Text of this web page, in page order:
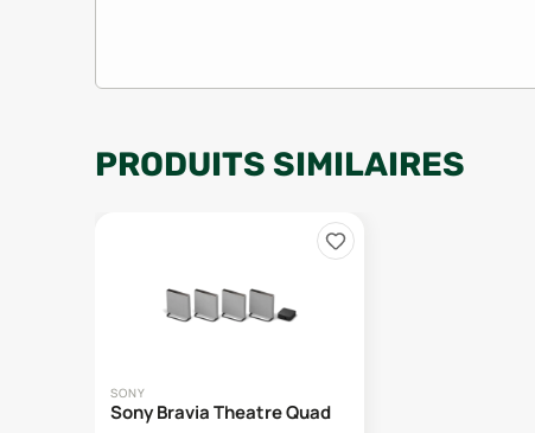
PRODUITS SIMILAIRES
SONY
Sony Bravia Theatre Quad